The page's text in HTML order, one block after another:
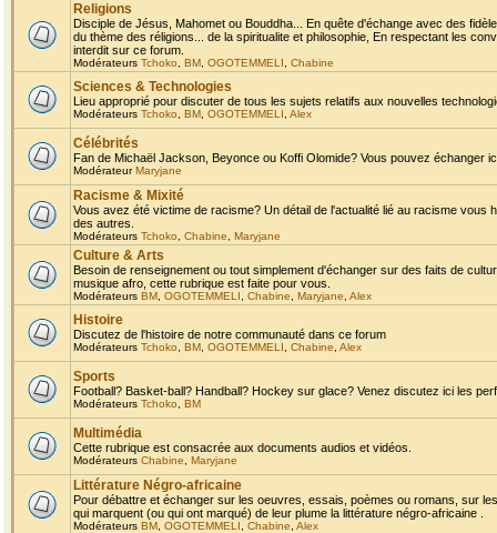
Religions
Disciple de Jésus, Mahomet ou Bouddha... En quête d'échange avec des
du thème des réligions... de la spiritualite et philosophie, En respectant les
interdit sur ce forum.
Modérateurs Tchoko BM OGOTEMMELI Chabine
Sciences & Technologies
Lieu approprié pour discuter de tous les sujets relatifs aux nouvelles
Modérateurs Tchoko BM OGOTEMMELI Alex
Célébrités
Fan de Michaël Jackson, Beyonce ou Koffi Olomide? Vous pouvez échanger
ModérateurMaryjane
Racisme & Mixité
Vous avez été victime de racisme? Un détail de l'actualité lié au racisme
des autres.
Modérateurs Tchoko Chabine Maryjane
Culture & Arts
Besoin de renseignement ou tout simplement d'échanger sur des faits de
musique afro, cette rubrique est faite pour vous.
Modérateurs BM OGOTEMMELI Chabine Maryjane Alex
Histoire
Discutez de l'histoire de notre communauté dans ce forum
Modérateurs Tchoko BM OGOTEMMELI Chabine Alex
Sports
Football? Basket-ball? Handball? Hockey sur glace? Venez discutez ici les
Modérateurs Tchoko BM
Multimédia
Cette rubrique est consacrée aux documents audios et vidéos.
Modérateurs Chabine Maryjane
Littérature Négro-africaine
Pour débattre et échanger sur les oeuvres, essais, poèmes ou romans, sur
qui marquent (ou qui ont marqué) de leur plume la littérature négro-africaine .
Modérateurs BM OGOTEMMELI Chabine Alex